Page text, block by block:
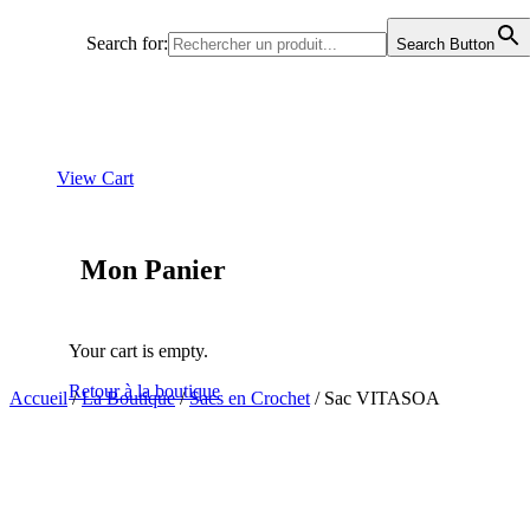
Search for: Search Button
View Cart
Mon Panier
Your cart is empty.
Retour à la boutique
Accueil/La Boutique/Sacs en Crochet / Sac VITASOA